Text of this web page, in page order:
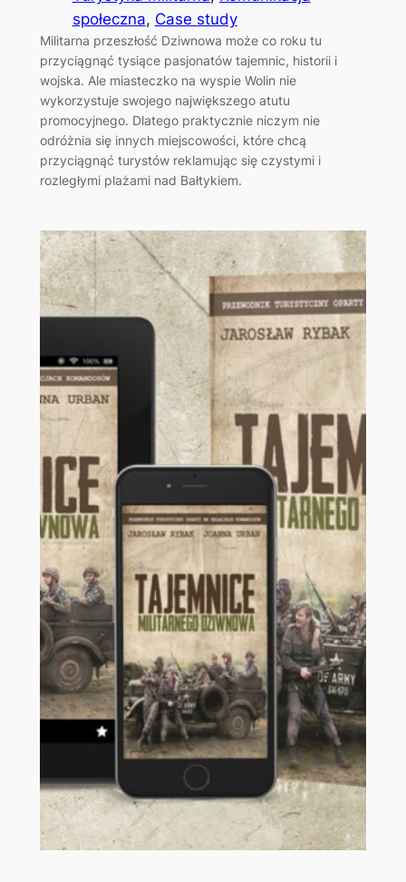
społeczna, Case study
Militarna przeszłość Dziwnowa może co roku tu
przyciągnąć tysiące pasjonatów tajemnic, historii i
wojska. Ale miasteczko na wyspie Wolin nie
wykorzystuje swojego największego atutu
promocyjnego. Dlatego praktycznie niczym nie
odróżnia się innych miejscowości, które chcą
przyciągnąć turystów reklamując się czystymi i
rozległymi plażami nad Bałtykiem.